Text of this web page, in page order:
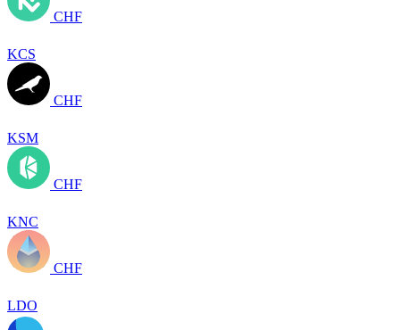
CHF
KCS
CHF
KSM
CHF
KNC
CHF
LDO